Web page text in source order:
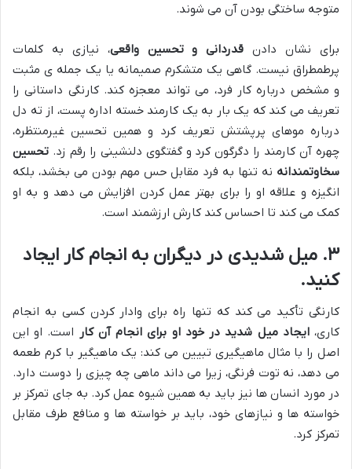
متوجه ساختگی بودن آن می شوند.
برای نشان دادن قدردانی و تحسین واقعی، نیازی به کلمات
پرطمطراق نیست. گاهی یک متشکرم صمیمانه یا یک جمله ی مثبت
و مشخص درباره کار فرد، می تواند معجزه کند. کارنگی داستانی را
تعریف می کند که یک بار به یک کارمند خسته اداره پست، از ته دل
درباره موهای پرپشتش تعریف کرد و همین تحسین غیرمنتظره،
چهره آن کارمند را دگرگون کرد و گفتگوی دلنشینی را رقم زد. تحسین
سخاوتمندانه نه تنها به فرد مقابل حس مهم بودن می بخشد، بلکه
انگیزه و علاقه او را برای بهتر عمل کردن افزایش می دهد و به او
کمک می کند تا احساس کند کارش ارزشمند است.
۳. میل شدیدی در دیگران به انجام کار ایجاد
کنید.
کارنگی تأکید می کند که تنها راه برای وادار کردن کسی به انجام
کاری،ایجاد میل شدید در خود او برای انجام آن کار است. او این
اصل را با مثال ماهیگیری تبیین می کند: یک ماهیگیر با کرم طعمه
می دهد، نه توت فرنگی، زیرا می داند ماهی چه چیزی را دوست دارد.
در مورد انسان ها نیز باید به همین شیوه عمل کرد. به جای تمرکز بر
خواسته ها و نیازهای خود، باید بر خواسته ها و منافع طرف مقابل
تمرکز کرد.